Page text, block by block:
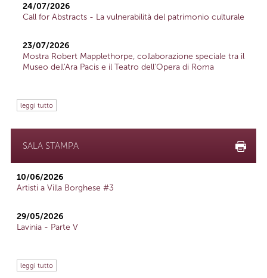
24/07/2026
Call for Abstracts - La vulnerabilità del patrimonio culturale
23/07/2026
Mostra Robert Mapplethorpe, collaborazione speciale tra il
Museo dell'Ara Pacis e il Teatro dell'Opera di Roma
leggi tutto
SALA STAMPA
10/06/2026
Artisti a Villa Borghese #3
29/05/2026
Lavinia - Parte V
leggi tutto